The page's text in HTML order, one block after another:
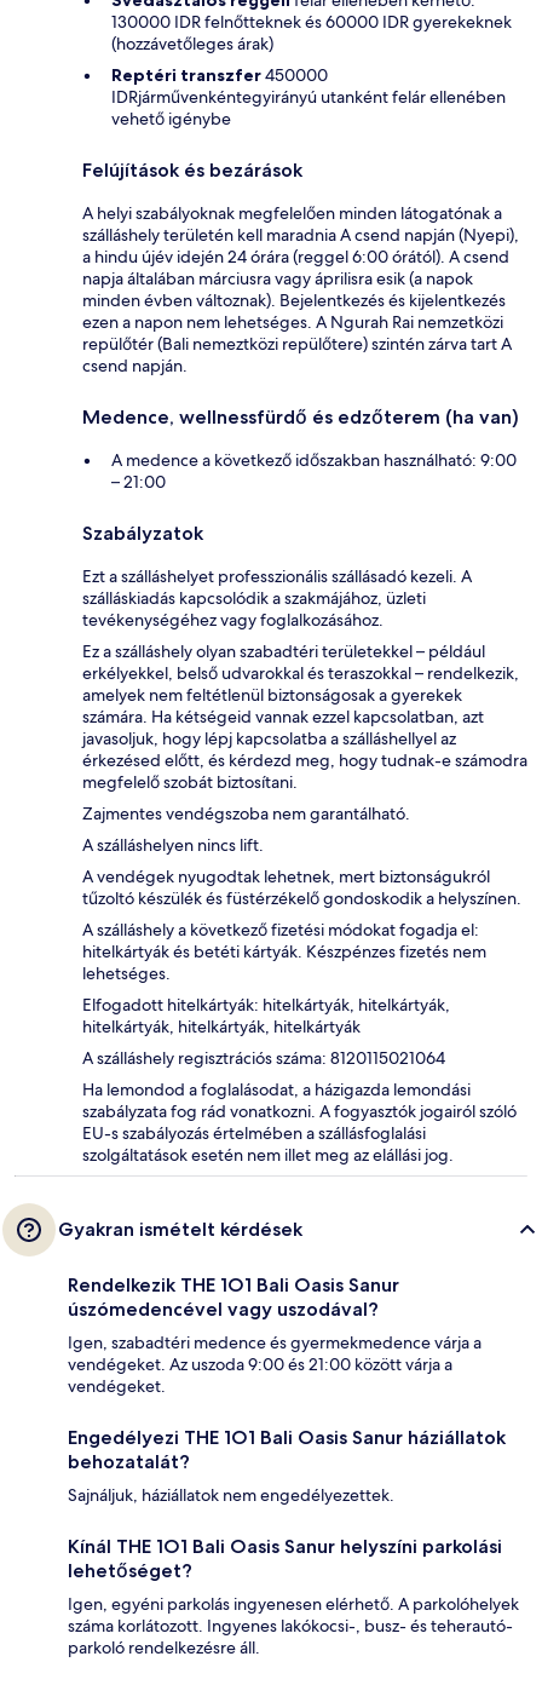
130000 IDR felnőtteknek és 60000 IDR gyerekeknek
(hozzávetőleges árak)
Reptéri transzfer450000
IDRjárművenkéntegyirányú utanként felár ellenében
vehető igénybe
Felújítások és bezárások
A helyi szabályoknak megfelelően minden látogatónak a
szálláshely területén kell maradnia A csend napján (Nyepi),
a hindu újév idején 24 órára (reggel 6:00 órától). A csend
napja általában márciusra vagy áprilisra esik (a napok
minden évben változnak). Bejelentkezés és kijelentkezés
ezen a napon nem lehetséges. A Ngurah Rai nemzetközi
repülőtér (Bali nemeztközi repülőtere) szintén zárva tart A
csend napján.
Medence, wellnessfürdő és edzőterem (ha van)
A medence a következő időszakban használható: 9:00
– 21:00
Szabályzatok
Ezt a szálláshelyet professzionális szállásadó kezeli. A
szálláskiadás kapcsolódik a szakmájához, üzleti
tevékenységéhez vagy foglalkozásához.
Ez a szálláshely olyan szabadtéri területekkel – például
erkélyekkel, belső udvarokkal és teraszokkal – rendelkezik,
amelyek nem feltétlenül biztonságosak a gyerekek
számára. Ha kétségeid vannak ezzel kapcsolatban, azt
javasoljuk, hogy lépj kapcsolatba a szálláshellyel az
érkezésed előtt, és kérdezd meg, hogy tudnak-e számodra
megfelelő szobát biztosítani.
Zajmentes vendégszoba nem garantálható.
A szálláshelyen nincs lift.
A vendégek nyugodtak lehetnek, mert biztonságukról
tűzoltó készülék és füstérzékelő gondoskodik a helyszínen.
A szálláshely a következő fizetési módokat fogadja el:
hitelkártyák és betéti kártyák. Készpénzes fizetés nem
lehetséges.
Elfogadott hitelkártyák: hitelkártyák, hitelkártyák,
hitelkártyák, hitelkártyák, hitelkártyák
A szálláshely regisztrációs száma: 8120115021064
Ha lemondod a foglalásodat, a házigazda lemondási
szabályzata fog rád vonatkozni. A fogyasztók jogairól szóló
EU-s szabályozás értelmében a szállásfoglalási
szolgáltatások esetén nem illet meg az elállási jog.
Gyakran ismételt kérdések
Rendelkezik THE 1O1 Bali Oasis Sanur
úszómedencével vagy uszodával?
Igen, szabadtéri medence és gyermekmedence várja a
vendégeket. Az uszoda 9:00 és 21:00 között várja a
vendégeket.
Engedélyezi THE 1O1 Bali Oasis Sanur háziállatok
behozatalát?
Sajnáljuk, háziállatok nem engedélyezettek.
Kínál THE 1O1 Bali Oasis Sanur helyszíni parkolási
lehetőséget?
Igen, egyéni parkolás ingyenesen elérhető. A parkolóhelyek
száma korlátozott. Ingyenes lakókocsi-, busz- és teherautó-
parkoló rendelkezésre áll.